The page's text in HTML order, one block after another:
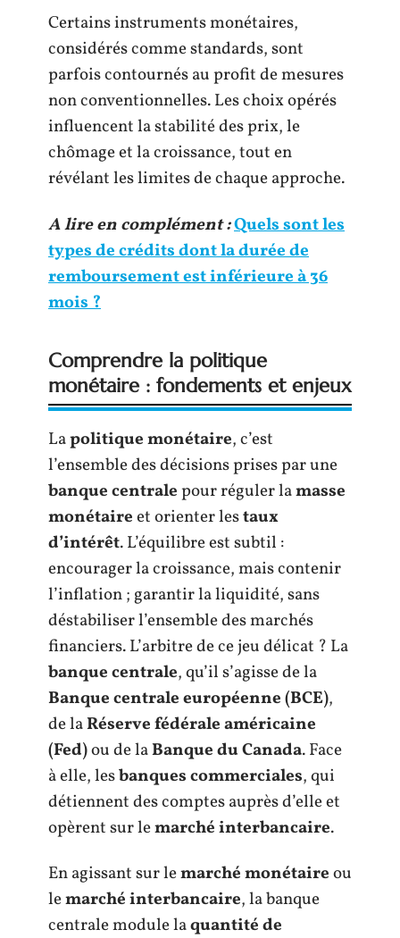
Certains instruments monétaires,
considérés comme standards, sont
parfois contournés au profit de mesures
non conventionnelles. Les choix opérés
influencent la stabilité des prix, le
chômage et la croissance, tout en
révélant les limites de chaque approche.
A lire en complément :Quels sont les
types de crédits dont la durée de
remboursement est inférieure à 36
mois ?
Comprendre la politique
monétaire : fondements et enjeux
Lapolitique monétaire, c’est
l’ensemble des décisions prises par une
banque centralepour réguler lamasse
monétaireet orienter lestaux
d’intérêt. L’équilibre est subtil :
encourager la croissance, mais contenir
l’inflation ; garantir la liquidité, sans
déstabiliser l’ensemble des marchés
financiers. L’arbitre de ce jeu délicat ? La
banque centrale, qu’il s’agisse de la
Banque centrale européenne (BCE),
de laRéserve fédérale américaine
(Fed)ou de laBanque du Canada. Face
à elle, lesbanques commerciales, qui
détiennent des comptes auprès d’elle et
opèrent sur lemarché interbancaire.
En agissant sur lemarché monétaireou
lemarché interbancaire, la banque
centrale module laquantité de